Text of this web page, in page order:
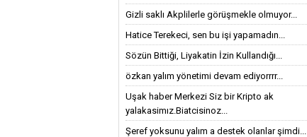
Gizli saklı Akplilerle görüşmekle olmuyor...
Hatice Terekeci, sen bu işi yapamadın...
Sözün Bittiği, Liyakatin İzin Kullandığı...
özkan yalım yönetimi devam ediyorrrr...
Uşak haber Merkezi Siz bir Kripto ak
yalakasimız.Biatcisinoz...
Şeref yoksunu yalım a destek olanlar şimdi...